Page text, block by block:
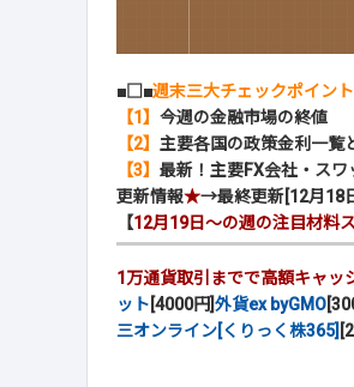
■□■週末三大チェックポイント
【1】 今週の金融市場の終値
【2】 主要各国の政策金利一覧
【3】 最新！主要FX会社・ス
更新情報★→最終更新[12月18
【12月19日～の週の注目材料
1万通貨取引までで高額キャッ
ット [4000円]外貨ex byGMO
三オンライン[くりっく株365]